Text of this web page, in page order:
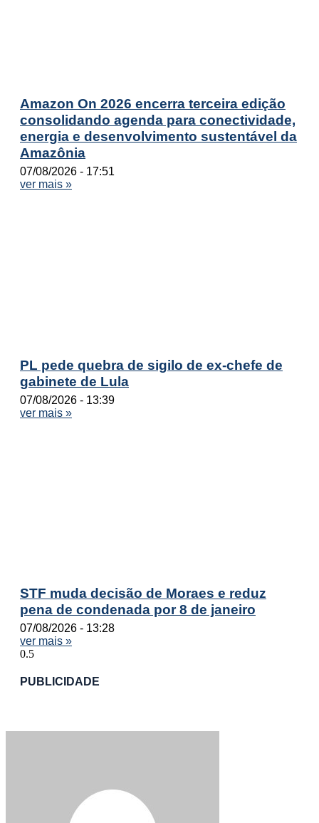
Amazon On 2026 encerra terceira edição
consolidando agenda para conectividade,
energia e desenvolvimento sustentável da
Amazônia
07/08/2026
17:51
ver mais »
PL pede quebra de sigilo de ex-chefe de
gabinete de Lula
07/08/2026
13:39
ver mais »
STF muda decisão de Moraes e reduz
pena de condenada por 8 de janeiro
07/08/2026
13:28
ver mais »
PUBLICIDADE